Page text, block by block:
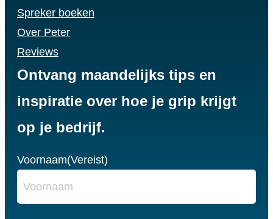
Spreker boeken
Over Peter
Reviews
Ontvang maandelijks tips en
inspiratie over hoe je grip krijgt
op je bedrijf.
Voornaam(Vereist)